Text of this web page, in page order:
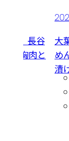
い。長谷
鶏胸肉と
大
め
漬